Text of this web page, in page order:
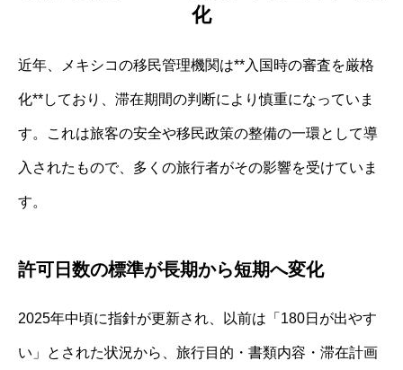
化
近年、メキシコの移民管理機関は**入国時の審査を厳格
化**しており、滞在期間の判断により慎重になっていま
す。これは旅客の安全や移民政策の整備の一環として導
入されたもので、多くの旅行者がその影響を受けていま
す。
許可日数の標準が長期から短期へ変化
2025年中頃に指針が更新され、以前は「180日が出やす
い」とされた状況から、旅行目的・書類内容・滞在計画